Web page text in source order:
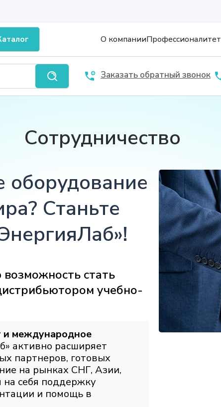
О компанииПрофессионалитет
Заказать обратный звонок
Сотрудничество
оборудование
Станьте
стать
учебно-
и международное
активно расширяет
партнеров, готовых
на рынках СНГ, Азии,
себя поддержку
и помощь в